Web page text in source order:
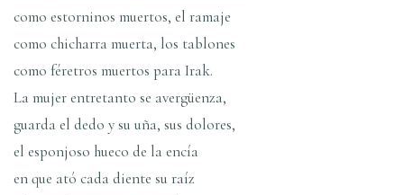
como estorninos muertos, el ramaje
como chicharra muerta, los tablones
como féretros muertos para Irak.
La mujer entretanto se avergüenza,
guarda el dedo y su uña, sus dolores,
el esponjoso hueco de la encí­a
en que ató cada diente su raí­z